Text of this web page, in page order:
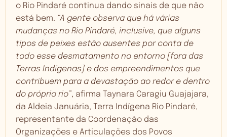
o Rio Pindaré continua dando sinais de que não
está bem. “A gente observa que há várias
mudanças no Rio Pindaré, inclusive, que alguns
tipos de peixes estão ausentes por conta de
todo esse desmatamento no entorno [fora das
Terras Indígenas] e dos empreendimentos que
contribuem para a devastação ao redor e dentro
do próprio rio”, afirma Taynara Caragiu Guajajara,
da Aldeia Januária, Terra Indígena Rio Pindaré,
representante da Coordenação das
Organizações e Articulações dos Povos